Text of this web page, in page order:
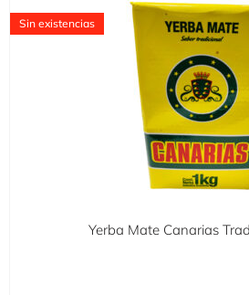
Yerba Mate Canarias
Sin existencias